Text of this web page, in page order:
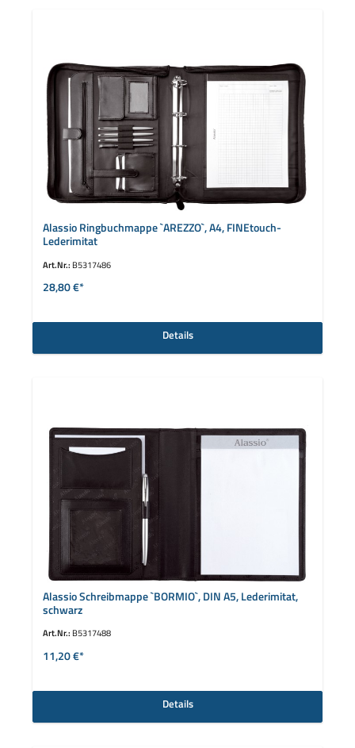
Alassio Ringbuchmappe `AREZZO`, A4, FINEtouch-
Lederimitat
Art.Nr.: B5317486
28,80 €*
Details
Alassio Schreibmappe `BORMIO`, DIN A5, Lederimitat,
schwarz
Art.Nr.: B5317488
11,20 €*
Details